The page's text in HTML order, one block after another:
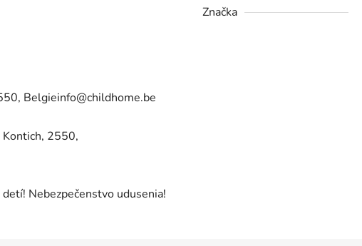
Belgieinfo@childhome.be
Kontich, 2550,
Nebezpečenstvo udusenia!
Značka